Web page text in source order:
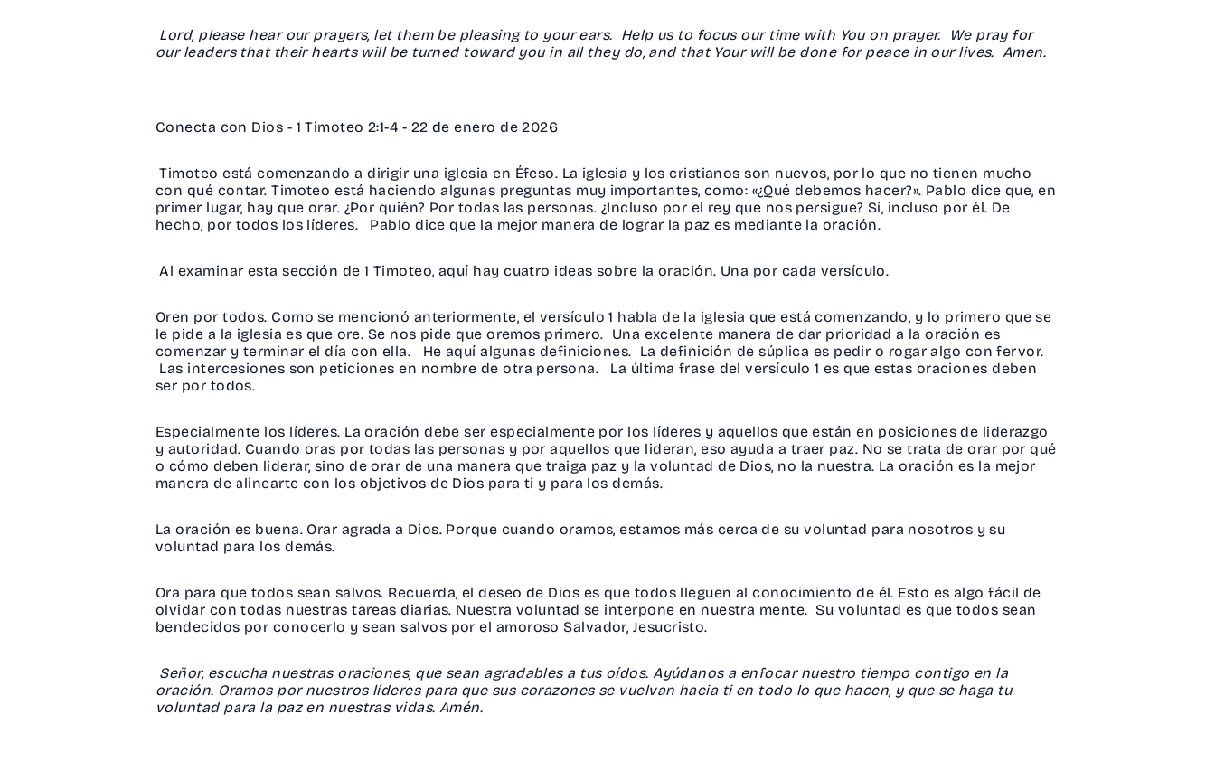
Lord, please hear our prayers, let them be pleasing to your ears. Help us to focus our time with You on prayer. We pray for
our leaders that their hearts will be turned toward you in all they do, and that Your will be done for peace in our lives. Amen.
Conecta con Dios - 1 Timoteo 2:1-4 - 22 de enero de 2026
Timoteo está comenzando a dirigir una iglesia en Éfeso. La iglesia y los cristianos son nuevos, por lo que no tienen mucho
con qué contar. Timoteo está haciendo algunas preguntas muy importantes, como: «¿Qué debemos hacer?». Pablo dice que, en
primer lugar, hay que orar. ¿Por quién? Por todas las personas. ¿Incluso por el rey que nos persigue? Sí, incluso por él. De
hecho, por todos los líderes. Pablo dice que la mejor manera de lograr la paz es mediante la oración.
Al examinar esta sección de 1 Timoteo, aquí hay cuatro ideas sobre la oración. Una por cada versículo.
Oren por todos. Como se mencionó anteriormente, el versículo 1 habla de la iglesia que está comenzando, y lo primero que se
le pide a la iglesia es que ore. Se nos pide que oremos primero. Una excelente manera de dar prioridad a la oración es
comenzar y terminar el día con ella. He aquí algunas definiciones. La definición de súplica es pedir o rogar algo con fervor.
Las intercesiones son peticiones en nombre de otra persona. La última frase del versículo 1 es que estas oraciones deben
ser por todos.
Especialmente los líderes. La oración debe ser especialmente por los líderes y aquellos que están en posiciones de liderazgo
y autoridad. Cuando oras por todas las personas y por aquellos que lideran, eso ayuda a traer paz. No se trata de orar por qué
o cómo deben liderar, sino de orar de una manera que traiga paz y la voluntad de Dios, no la nuestra. La oración es la mejor
manera de alinearte con los objetivos de Dios para ti y para los demás.
La oración es buena. Orar agrada a Dios. Porque cuando oramos, estamos más cerca de su voluntad para nosotros y su
voluntad para los demás.
Ora para que todos sean salvos. Recuerda, el deseo de Dios es que todos lleguen al conocimiento de él. Esto es algo fácil de
olvidar con todas nuestras tareas diarias. Nuestra voluntad se interpone en nuestra mente. Su voluntad es que todos sean
bendecidos por conocerlo y sean salvos por el amoroso Salvador, Jesucristo.
Señor, escucha nuestras oraciones, que sean agradables a tus oídos. Ayúdanos a enfocar nuestro tiempo contigo en la
oración. Oramos por nuestros líderes para que sus corazones se vuelvan hacia ti en todo lo que hacen, y que se haga tu
voluntad para la paz en nuestras vidas. Amén.